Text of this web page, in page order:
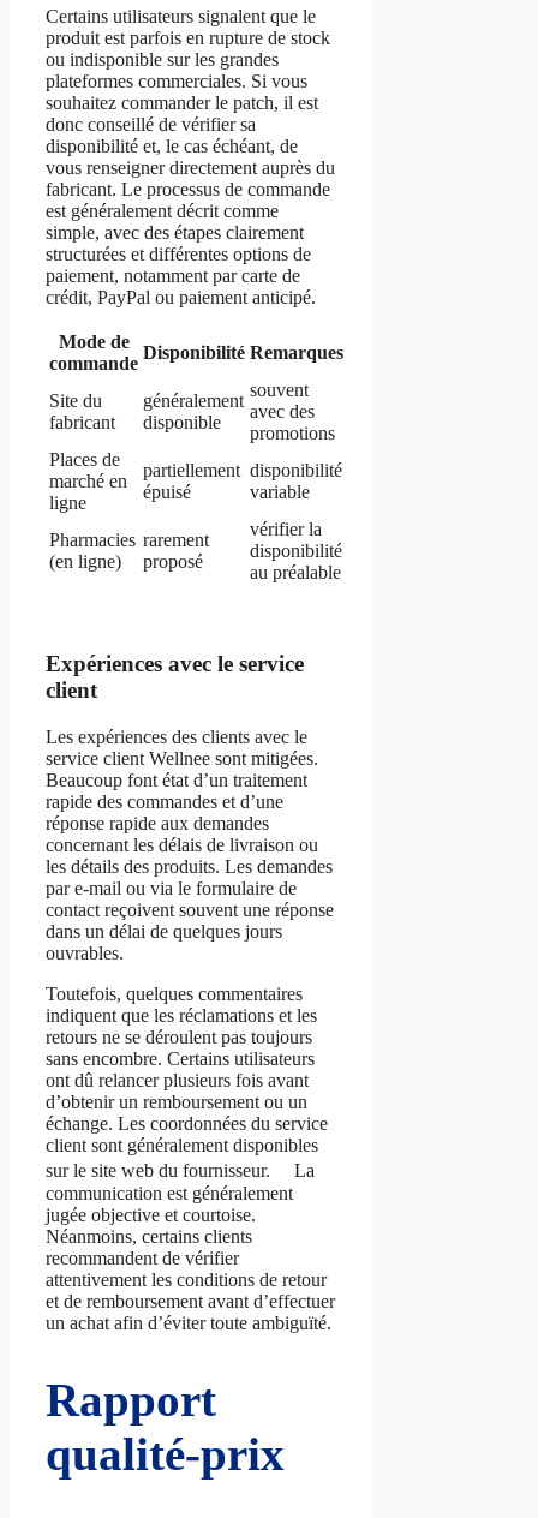
Certains utilisateurs signalent que le
produit est parfois en rupture de stock
ou indisponible sur les grandes
plateformes commerciales. Si vous
souhaitez commander le patch, il est
donc conseillé de vérifier sa
disponibilité et, le cas échéant, de
vous renseigner directement auprès du
fabricant. Le processus de commande
est généralement décrit comme
simple, avec des étapes clairement
structurées et différentes options de
paiement, notamment par carte de
crédit, PayPal ou paiement anticipé.
Mode de
commande
Disponibilité Remarques
Site du
fabricant
généralement
disponible
souvent
avec des
promotions
Places de
marché en
ligne
partiellement
épuisé
disponibilité
variable
Pharmacies
(en ligne)
rarement
proposé
vérifier la
disponibilité
au préalable
Expériences avec le service
client
Les expériences des clients avec le
service client Wellnee sont mitigées.
Beaucoup font état d’un traitement
rapide des commandes et d’une
réponse rapide aux demandes
concernant les délais de livraison ou
les détails des produits. Les demandes
par e-mail ou via le formulaire de
contact reçoivent souvent une réponse
dans un délai de quelques jours
ouvrables.
Toutefois, quelques commentaires
indiquent que les réclamations et les
retours ne se déroulent pas toujours
sans encombre. Certains utilisateurs
ont dû relancer plusieurs fois avant
d’obtenir un remboursement ou un
échange. Les coordonnées du service
client sont généralement disponibles
sur le site web du fournisseur. La
communication est généralement
jugée objective et courtoise.
Néanmoins, certains clients
recommandent de vérifier
attentivement les conditions de retour
et de remboursement avant d’effectuer
un achat afin d’éviter toute ambiguïté.
Rapport
qualité-prix